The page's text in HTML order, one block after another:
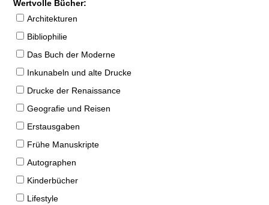
Wertvolle Bücher:
Architekturen
Bibliophilie
Das Buch der Moderne
Inkunabeln und alte Drucke
Drucke der Renaissance
Geografie und Reisen
Erstausgaben
Frühe Manuskripte
Autographen
Kinderbücher
Lifestyle